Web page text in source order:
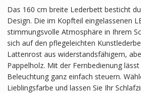
Das 160 cm breite Lederbett besticht
Design. Die im Kopfteil eingelassenen
stimmungsvolle Atmosphäre in Ihrem
sich auf den pflegeleichten
Lattenrost aus widerstandsfähigem,
Pappelholz. Mit der Fernbedienung lässt
Beleuchtung ganz einfach steuern.
Lieblingsfarbe und lassen Sie Ihr